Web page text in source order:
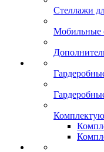
Стеллажи
Мобильные